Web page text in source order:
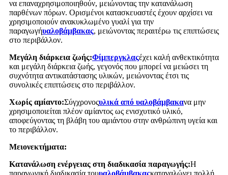
να επαναχρησιμοποιηθούν, μειώνοντας την κατανάλωση
παρθένων πόρων. Ορισμένοι κατασκευαστές έχουν αρχίσει να
χρησιμοποιούν ανακυκλωμένο γυαλί για την
παραγωγήυαλοβάμβακας, μειώνοντας περαιτέρω τις επιπτώσεις
στο περιβάλλον.
Μεγάλη διάρκεια ζωής:Φίμπεργκλαςέχει καλή ανθεκτικότητα
και μεγάλη διάρκεια ζωής, γεγονός που μπορεί να μειώσει τη
συχνότητα αντικατάστασης υλικών, μειώνοντας έτσι τις
συνολικές επιπτώσεις στο περιβάλλον.
Χωρίς αμίαντο:Σύγχρονοςυλικά από υαλοβάμβακανα μην
χρησιμοποιείται πλέον αμίαντος ως ενισχυτικό υλικό,
αποφεύγοντας τη βλάβη του αμιάντου στην ανθρώπινη υγεία και
το περιβάλλον.
Μειονεκτήματα:
Κατανάλωση ενέργειας στη διαδικασία παραγωγής:Η